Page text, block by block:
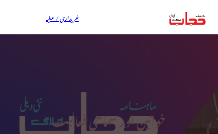
خریداری / عطیہ
خواتین اور سماجی فعالیت